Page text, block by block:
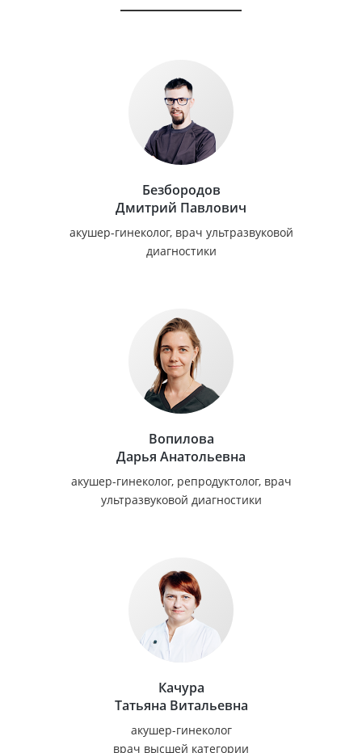
Безбородов
Дмитрий Павлович
акушер-гинеколог, врач ультразвуковой
диагностики
Вопилова
Дарья Анатольевна
акушер-гинеколог, репродуктолог, врач
ультразвуковой диагностики
Качура
Татьяна Витальевна
акушер-гинеколог
врач высшей категории